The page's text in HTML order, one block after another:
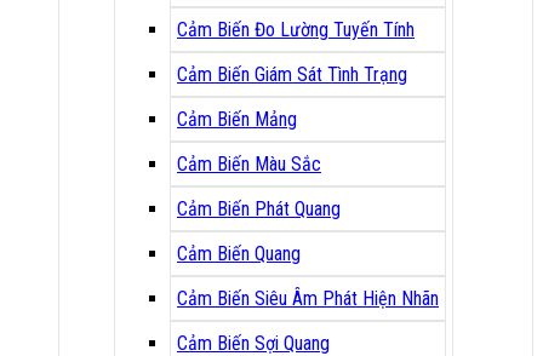
Cảm Biến Đo Lường Tuyến Tính
Cảm Biến Giám Sát Tình Trạng
Cảm Biến Mảng
Cảm Biến Màu Sắc
Cảm Biến Phát Quang
Cảm Biến Quang
Cảm Biến Siêu Âm Phát Hiện Nhãn
Cảm Biến Sợi Quang